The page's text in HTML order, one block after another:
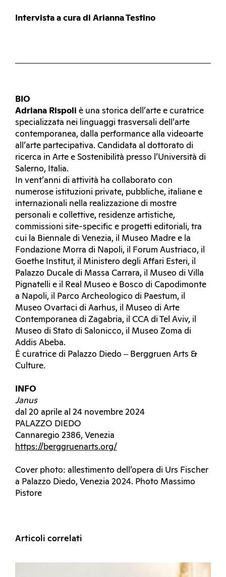
Intervista a cura di Arianna Testino
BIO
Adriana Rispoli è una storica dell’arte e curatrice
specializzata nei linguaggi trasversali dell’arte
contemporanea, dalla performance alla videoarte
all’arte partecipativa. Candidata al dottorato di
ricerca in Arte e Sostenibilità presso l’Università di
Salerno, Italia.
In vent’anni di attività ha collaborato con
numerose istituzioni private, pubbliche, italiane e
internazionali nella realizzazione di mostre
personali e collettive, residenze artistiche,
commissioni site-specific e progetti editoriali, tra
cui la Biennale di Venezia, il Museo Madre e la
Fondazione Morra di Napoli, il Forum Austriaco, il
Goethe Institut, il Ministero degli Affari Esteri, il
Palazzo Ducale di Massa Carrara, il Museo di Villa
Pignatelli e il Real Museo e Bosco di Capodimonte
a Napoli, il Parco Archeologico di Paestum, il
Museo Ovartaci di Aarhus, il Museo di Arte
Contemporanea di Zagabria, il CCA di Tel Aviv, il
Museo di Stato di Salonicco, il Museo Zoma di
Addis Abeba.
È curatrice di Palazzo Diedo ‒ Berggruen Arts &
Culture.
INFO
Janus
dal 20 aprile al 24 novembre 2024
PALAZZO DIEDO
Cannaregio 2386, Venezia
https://berggruenarts.org/
Cover photo: allestimento dell’opera di Urs Fischer
a Palazzo Diedo, Venezia 2024. Photo Massimo
Pistore
Articoli correlati